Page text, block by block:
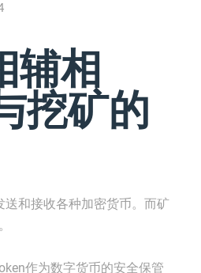
辅相
挖矿的
和接收各种加密货币。而矿
作为数字货币的安全保管